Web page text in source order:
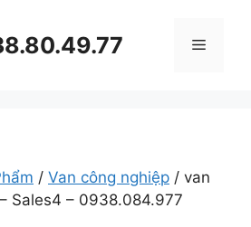
Menu
/ Van công nghiệp / van
Sales4 – 0938.084.977